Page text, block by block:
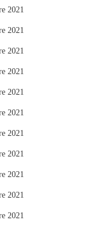
2021
2021
2021
2021
2021
2021
2021
2021
2021
2021
2021